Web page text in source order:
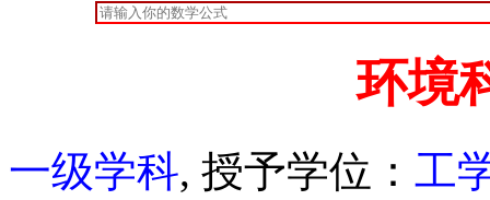
环境
一级学科, 授予学位： 工